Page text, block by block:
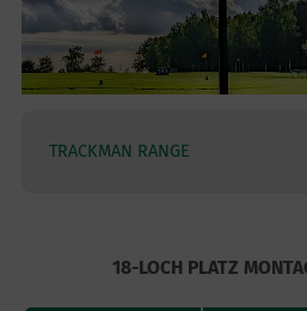
TRACKMAN RANGE
18-LOCH PLATZ